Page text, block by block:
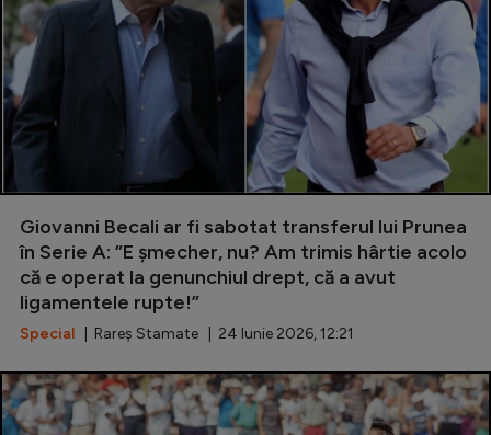
Giovanni Becali ar fi sabotat transferul lui Prunea
în Serie A: ”E șmecher, nu? Am trimis hârtie acolo
că e operat la genunchiul drept, că a avut
ligamentele rupte!”
Special | Rareș Stamate | 24 Iunie 2026, 12:21